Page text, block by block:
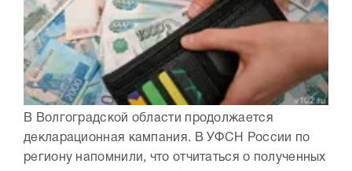
В Волгоградской области продолжается
декларационная кампания. В УФСН России по
региону напомнили, что отчитаться о полученных